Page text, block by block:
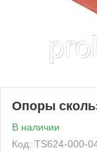
Опоры
В наличии
Код: TS624-000-